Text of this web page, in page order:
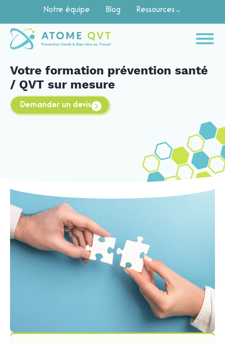
Notre équipe Blog Ressources
Votre formation prévention santé
/ QVT sur mesure
Demander un devis